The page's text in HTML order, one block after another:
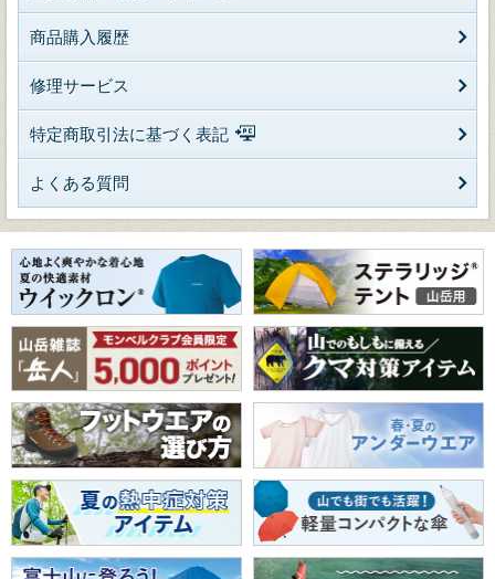
商品購入履歴
修理サービス
特定商取引法に基づく表記
よくある質問